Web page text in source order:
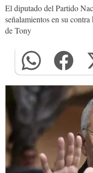
El diputado del Partido
señalamientos en su
de Tony